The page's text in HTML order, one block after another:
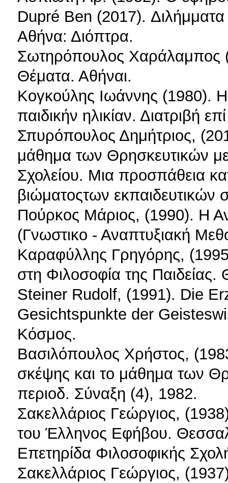
Dupré Ben (2017). Διλήμματα
Αθήνα: Διόπτρα.
Σωτηρόπουλος Χαράλαμπος
Θέματα. Αθήναι.
Κογκούλης Ιωάννης (1980). Η
παιδικήν ηλικίαν. Διατριβή
Σπυρόπουλος Δημήτριος,
μάθημα των Θρησκευτικών με
Σχολείου. Μια προσπάθεια
βιώματοςτων εκπαιδευτικών
Πούρκος Μάριος, (1990). Η
(Γνωστικο - Αναπτυξιακή
Καραφύλλης Γρηγόρης,
στη Φιλοσοφία της
Steiner Rudolf, (1991). Die
Gesichtspunkte der
Κόσμος.
Βασιλόπουλος Χρήστος,
σκέψης και το μάθημα των
περιοδ. Σύναξη (4), 1982.
Σακελλάριος Γεώργιος,
του Έλληνος Εφήβου.
Επετηρίδα Φιλοσοφικής
Σακελλάριος Γεώργιος,